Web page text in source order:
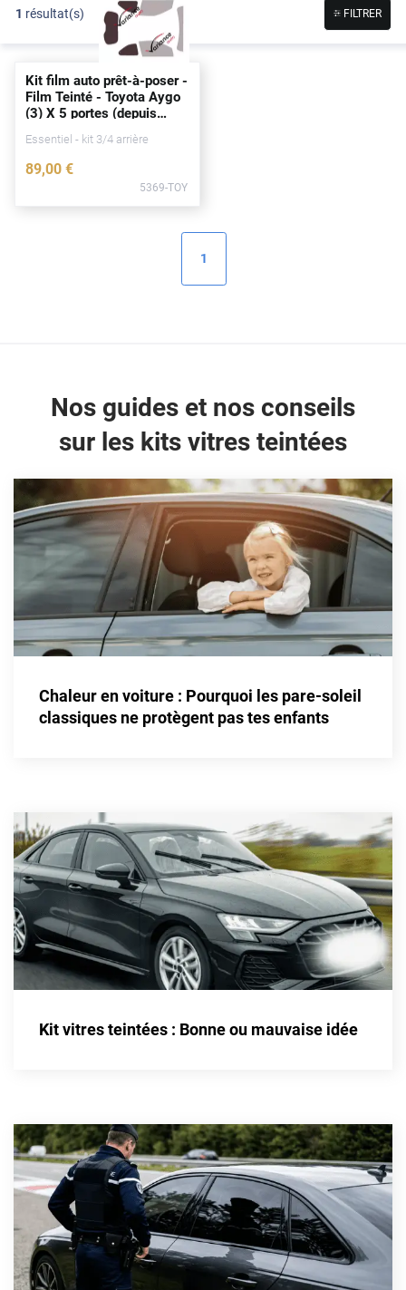
Hyundai
Land Rover
Mini
Skoda
Tesla
Toyota
Volkswagen
Alfa Romeo
Aston Martin
Buick
Byd
Cadillac
Changan
Chevrolet
Chrysler
Dacia
Daewoo
Daihatsu
Dodge
Dongfeng
1 résultat(s) FILTRER
Kit film auto prêt-à-poser -
Film Teinté - Toyota Aygo
(3) X 5portes (depuis
Essentiel - kit 3/4 arrière
89,00 €
5369-TOY
1
Nos guides et nos conseils
sur les kits vitres teintées
Chaleur en voiture : Pourquoi les pare-soleil
classiques ne protègent pas tes enfants
Kit vitres teintées : Bonne ou mauvaise idée